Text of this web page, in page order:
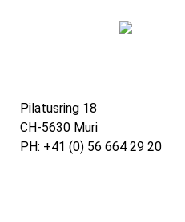
Pilatusring 18
CH-5630 Muri
PH: +41 (0) 56 664 29 20